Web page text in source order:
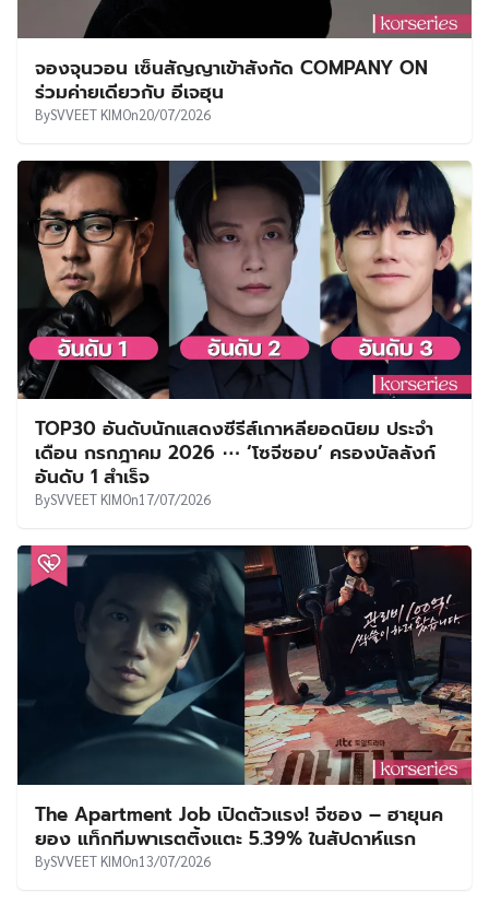
จองจุนวอน เซ็นสัญญาเข้าสังกัด COMPANY ON
ร่วมค่ายเดียวกับ อีเจฮุน
BySVVEET KIMOn20/07/2026
TOP30 อันดับนักแสดงซีรีส์เกาหลียอดนิยม ประจำ
เดือน กรกฎาคม 2026 ⋯ ‘โซจีซอบ’ ครองบัลลังก์
อันดับ 1 สำเร็จ
BySVVEET KIMOn17/07/2026
The Apartment Job เปิดตัวแรง! จีซอง – ฮายุนค
ยอง แท็กทีมพาเรตติ้งแตะ 5.39% ในสัปดาห์แรก
BySVVEET KIMOn13/07/2026